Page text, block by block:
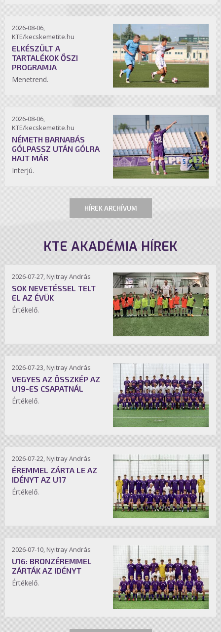
2026-08-06,
KTE/kecskemetite.hu
ELKÉSZÜLT A
TARTALÉKOK ŐSZI
PROGRAMJA
Menetrend.
2026-08-06,
KTE/kecskemetite.hu
NÉMETH BARNABÁS
GÓLPASSZ UTÁN GÓLRA
HAJT MÁR
Interjú.
HÍREK ARCHÍVUM
KTE AKADÉMIA HÍREK
2026-07-27, Nyitray András
SOK NEVETÉSSEL TELT
EL AZ ÉVÜK
Értékelő.
2026-07-23, Nyitray András
VEGYES AZ ÖSSZKÉP AZ
U19-ES CSAPATNÁL
Értékelő.
2026-07-22, Nyitray András
ÉREMMEL ZÁRTA LE AZ
IDÉNYT AZ U17
Értékelő.
2026-07-10, Nyitray András
U16: BRONZÉREMMEL
ZÁRTÁK AZ IDÉNYT
Értékelő.